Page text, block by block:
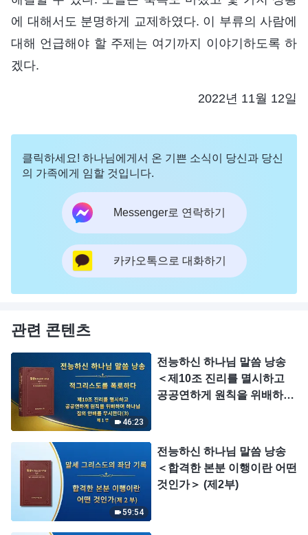
에 대해서도 분명하게 교제하였다. 이 부류의 사람에
대해 언급해야 할 주제는 여기까지 이야기하도록 하
겠다.
2022년 11월 12일
클릭하세요! 하나님에게서 온 기쁜 소식이 당신과 당신
의 가족에게 임할 것입니다.
Messenger로 연락하기
카카오톡으로 대화하기
관련 콘텐츠
46:23
전능하신 하나님 말씀 낭송
＜제10조 진리를 멸시하고
공공연하게 원칙을 위배하며
59:54
전능하신 하나님 말씀 낭송
＜합격한 본분 이행이란 어떤
것인가＞ (제2부)